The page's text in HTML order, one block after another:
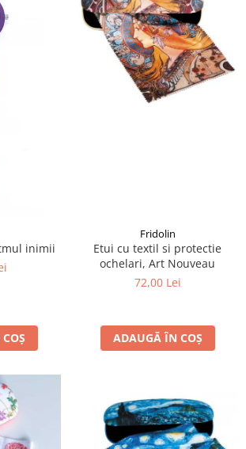
inimii
Fridolin
Etui cu textil si protectie
ochelari, Art Nouveau
72,00 Lei
ADAUGĂ ÎN COȘ